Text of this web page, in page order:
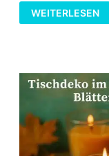
DUFTENDE
HERBSTBLÄTTER
–
WEITERLESEN